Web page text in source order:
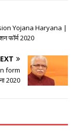
Yojana Haryana |
फॉर्म 2020
form
2020